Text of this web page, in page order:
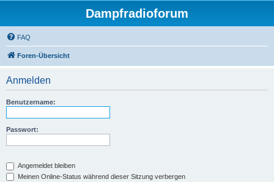
Dampfradioforum
FAQ
Foren-Übersicht
Anmelden
Benutzername:
Passwort:
Angemeldet bleiben
Meinen Online-Status während dieser Sitzung verbergen